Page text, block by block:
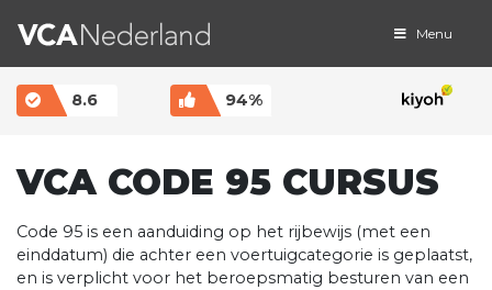
MAIN NAVIGATION Menu
8.6 94%
VCA CODE 95 CURSUS
Code 95 is een aanduiding op het rijbewijs (met een
einddatum) die achter een voertuigcategorie is geplaatst,
en is verplicht voor het beroepsmatig besturen van een